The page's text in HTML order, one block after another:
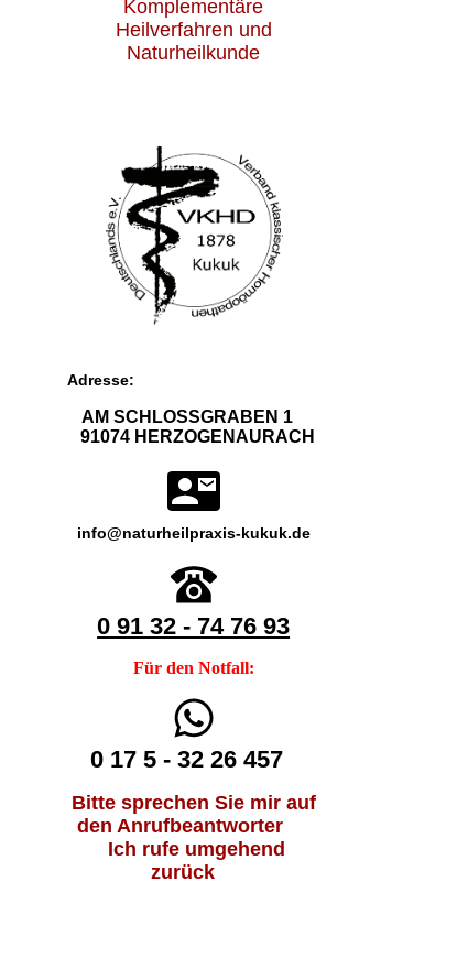
Komplementäre
Heilverfahren und
Naturheilkunde
Adresse:
AM SCHLOSSGRABEN 1
91074 HERZOGENAURACH
info@naturheilpraxis-kukuk.de
0 91 32 - 74 76 93
Für den Notfall:
0 17 5 - 32 26 457
Bitte sprechen Sie mir auf
den Anrufbeantworter
Ich rufe umgehend
zurück